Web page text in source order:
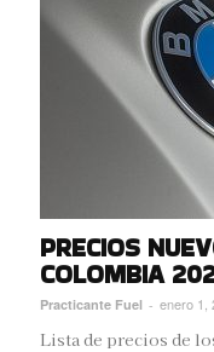
PRECIOS
COLOMBIA
Practicante Fuel - enero 1,
Lista de precios de